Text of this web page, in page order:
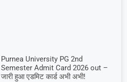
Purnea University PG 2nd
Semester Admit Card 2026 out –
जारी हुआ एडमिट कार्ड अभी अभी!